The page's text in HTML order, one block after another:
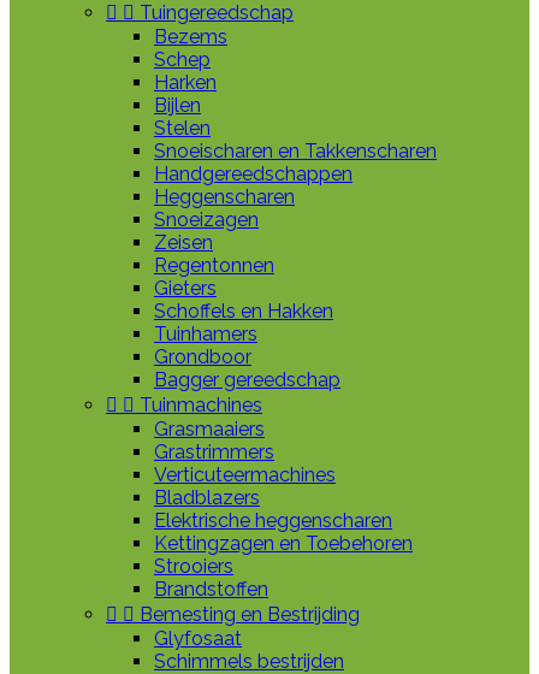
  Tuingereedschap
Bezems
Schep
Harken
Bijlen
Stelen
Snoeischaren en Takkenscharen
Handgereedschappen
Heggenscharen
Snoeizagen
Zeisen
Regentonnen
Gieters
Schoffels en Hakken
Tuinhamers
Grondboor
Bagger gereedschap
  Tuinmachines
Grasmaaiers
Grastrimmers
Verticuteermachines
Bladblazers
Elektrische heggenscharen
Kettingzagen en Toebehoren
Strooiers
Brandstoffen
  Bemesting en Bestrijding
Glyfosaat
Schimmels bestrijden